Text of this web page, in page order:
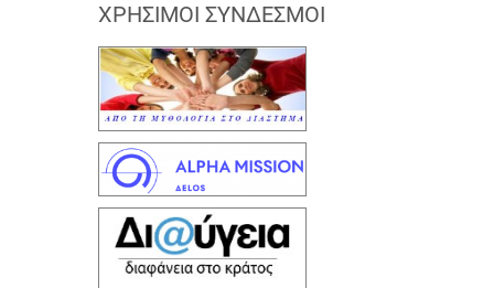
ΧΡΉΣΙΜΟΙ ΣΎΝΔΕΣΜΟΙ